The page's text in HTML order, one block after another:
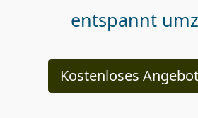
entspannt
Kostenloses